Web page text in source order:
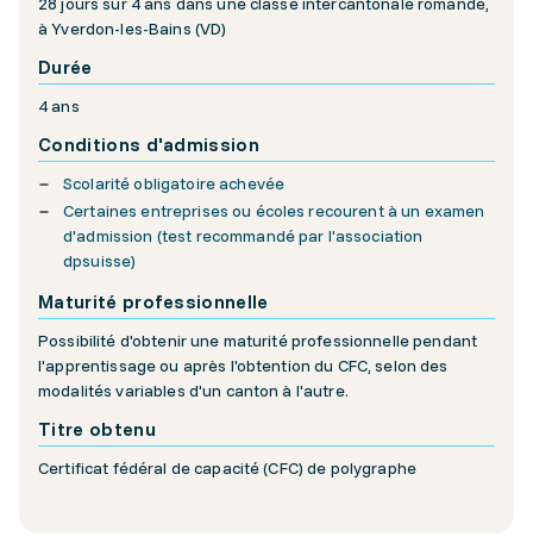
à Yverdon-les-Bains (VD)
Durée
4 ans
Conditions d'admission
Scolarité obligatoire achevée
Certaines entreprises ou écoles recourent à un examen
d'admission (test recommandé par l'association
dpsuisse)
Maturité professionnelle
Possibilité d'obtenir une maturité professionnelle pendant
l'apprentissage ou après l'obtention du CFC, selon des
modalités variables d'un canton à l'autre.
Titre obtenu
Certificat fédéral de capacité (CFC) de polygraphe